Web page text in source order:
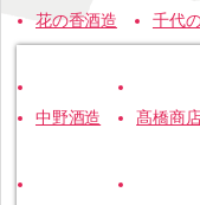
花の香酒造 千代
中野酒造 髙橋商